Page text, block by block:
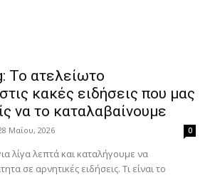
Το ατελείωτο
κακές ειδήσεις που μας
να το καταλαβαίνουμε
Μαΐου, 2026 0
λίγα λεπτά και καταλήγουμε να
σε αρνητικές ειδήσεις. Τι είναι το